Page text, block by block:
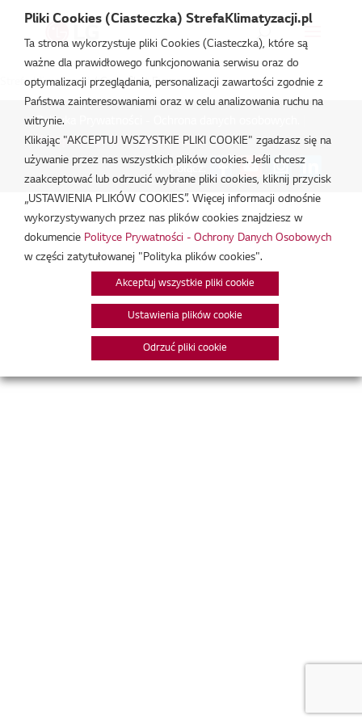
Strefa Klimatyzacji /Certyfikat Eurovent
Polityka Prywatności - Ochrona danych osobowych.
Zarządzaj zgodami na pliki cookie
Połącz:
Pliki Cookies (Ciasteczka) StrefaKlimatyzacji.pl
Ta strona wykorzystuje pliki Cookies (Ciasteczka), które są
ważne dla prawidłowego funkcjonowania serwisu oraz do
optymalizacji przeglądania, personalizacji zawartości zgodnie z
Państwa zainteresowaniami oraz w celu analizowania ruchu na
witrynie.
Klikając "AKCEPTUJ WSZYSTKIE PLIKI COOKIE" zgadzasz się na
używanie przez nas wszystkich plików cookies. Jeśli chcesz
zaakceptować lub odrzucić wybrane pliki cookies, kliknij przycisk
„USTAWIENIA PLIKÓW COOKIES”. Więcej informacji odnośnie
wykorzystywanych przez nas plików cookies znajdziesz w
dokumencie Polityce Prywatności - Ochrony Danych Osobowych
w części zatytułowanej "Polityka plików cookies".
Akceptuj wszystkie pliki cookie
Ustawienia plików cookie
Odrzuć pliki cookie